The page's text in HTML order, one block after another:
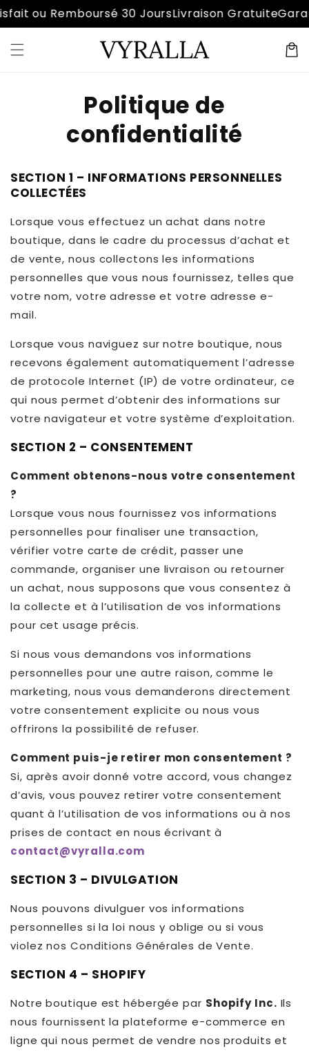
passer
au
contenu
ou Remboursé 30 JoursLivraison Gratuite
Panier
Politique de
confidentialité
SECTION 1 – INFORMATIONS PERSONNELLES
COLLECTÉES
Lorsque vous effectuez un achat dans notre
boutique, dans le cadre du processus d’achat et
de vente, nous collectons les informations
personnelles que vous nous fournissez, telles que
votre nom, votre adresse et votre adresse e-
mail.
Lorsque vous naviguez sur notre boutique, nous
recevons également automatiquement l’adresse
de protocole Internet (IP) de votre ordinateur, ce
qui nous permet d’obtenir des informations sur
votre navigateur et votre système d’exploitation.
SECTION 2 – CONSENTEMENT
Comment obtenons-nous votre consentement
?
Lorsque vous nous fournissez vos informations
personnelles pour finaliser une transaction,
vérifier votre carte de crédit, passer une
commande, organiser une livraison ou retourner
un achat, nous supposons que vous consentez à
la collecte et à l’utilisation de vos informations
pour cet usage précis.
Si nous vous demandons vos informations
personnelles pour une autre raison, comme le
marketing, nous vous demanderons directement
votre consentement explicite ou nous vous
offrirons la possibilité de refuser.
Comment puis-je retirer mon consentement ?
Si, après avoir donné votre accord, vous changez
d’avis, vous pouvez retirer votre consentement
quant à l’utilisation de vos informations ou à nos
prises de contact en nous écrivant à
contact@vyralla.com
SECTION 3 – DIVULGATION
Nous pouvons divulguer vos informations
personnelles si la loi nous y oblige ou si vous
violez nos Conditions Générales de Vente.
SECTION 4 – SHOPIFY
Notre boutique est hébergée par Shopify Inc. Ils
nous fournissent la plateforme e-commerce en
ligne qui nous permet de vendre nos produits et